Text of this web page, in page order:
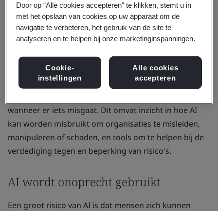
technologieën. Als u besluit om het binnen uw
organisatie te implementeren, zorg er dan voor dat u
zich bewust bent van de mogelijke risico's van
We zijn ons bewust van de voordelen van AI, maar nu
35 procentvan de bedrijven het omarmt, moet de
wanneer er iets misgaat. Dit omvat inzicht in hoe AI
kan worden misbruikt om organisaties te misleiden,
manipuleren of schaden, en tools om te helpen bij de
verdediging tegen en beperking van risico's.
AI wordt onoprecht gebruikt
Een groot risico van AI is dat mensen zich kunnen
Door op “Alle cookies accepteren” te klikken, stemt u in
met het opslaan van cookies op uw apparaat om de
navigatie te verbeteren, het gebruik van de site te
analyseren en te helpen bij onze marketinginspanningen.
Cookie-
instellingen
Alle cookies
accepteren